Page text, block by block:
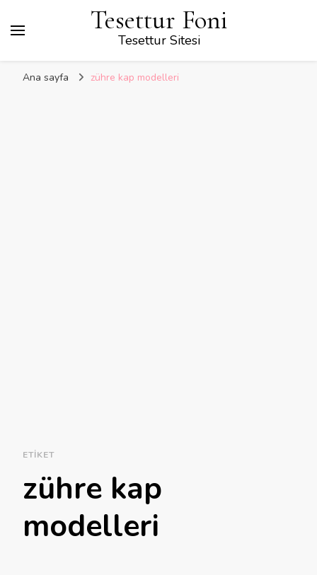
Tesettur Foni
Tesettur Sitesi
Ana sayfa zühre kap modelleri
ETIKET
zühre kap
modelleri